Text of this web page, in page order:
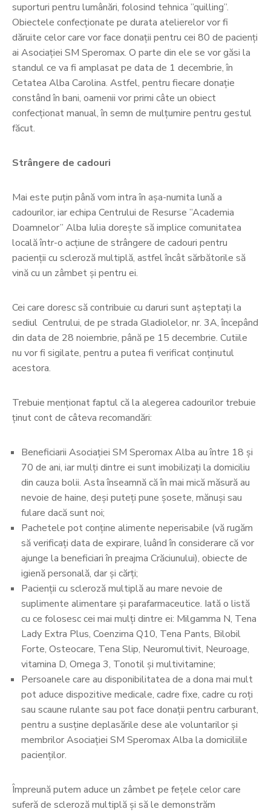
suporturi pentru lumânări, folosind tehnica ”quilling”.
Obiectele confecționate pe durata atelierelor vor fi
dăruite celor care vor face donații pentru cei 80 de pacienți
ai Asociației SM Speromax. O parte din ele se vor găsi la
standul ce va fi amplasat pe data de 1 decembrie, în
Cetatea Alba Carolina. Astfel, pentru fiecare donație
constând în bani, oamenii vor primi câte un obiect
confecționat manual, în semn de mulțumire pentru gestul
făcut.
Strângere de cadouri
Mai este puțin până vom intra în așa-numita lună a
cadourilor, iar echipa Centrului de Resurse ”Academia
Doamnelor” Alba Iulia dorește să implice comunitatea
locală într-o acțiune de strângere de cadouri pentru
pacienții cu scleroză multiplă, astfel încât sărbătorile să
vină cu un zâmbet și pentru ei.
Cei care doresc să contribuie cu daruri sunt așteptați la
sediul Centrului, de pe strada Gladiolelor, nr. 3A, începând
din data de 28 noiembrie, până pe 15 decembrie. Cutiile
nu vor fi sigilate, pentru a putea fi verificat conținutul
acestora.
Trebuie menționat faptul că la alegerea cadourilor trebuie
ținut cont de câteva recomandări:
Beneficiarii Asociației SM Speromax Alba au între 18 și
70 de ani, iar mulți dintre ei sunt imobilizați la domiciliu
din cauza bolii. Asta înseamnă că în mai mică măsură au
nevoie de haine, deși puteți pune șosete, mănuși sau
fulare dacă sunt noi;
Pachetele pot conține alimente neperisabile (vă rugăm
să verificați data de expirare, luând în considerare că vor
ajunge la beneficiari în preajma Crăciunului), obiecte de
igienă personală, dar și cărți;
Pacienții cu scleroză multiplă au mare nevoie de
suplimente alimentare și parafarmaceutice. Iată o listă
cu ce folosesc cei mai mulți dintre ei: Milgamma N, Tena
Lady Extra Plus, Coenzima Q10, Tena Pants, Bilobil
Forte, Osteocare, Tena Slip, Neuromultivit, Neuroage,
vitamina D, Omega 3, Tonotil și multivitamine;
Persoanele care au disponibilitatea de a dona mai mult
pot aduce dispozitive medicale, cadre fixe, cadre cu roți
sau scaune rulante sau pot face donații pentru carburant,
pentru a susține deplasările dese ale voluntarilor și
membrilor Asociației SM Speromax Alba la domiciliile
pacienților.
Împreună putem aduce un zâmbet pe fețele celor care
suferă de scleroză multiplă și să le demonstrăm